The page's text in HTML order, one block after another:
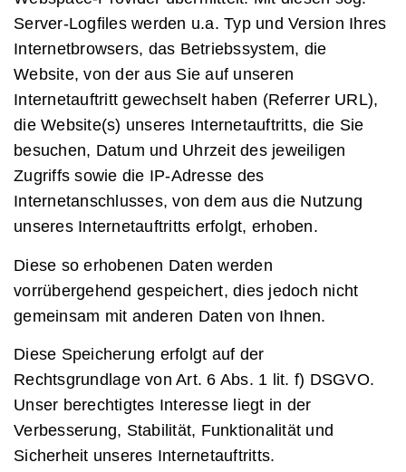
Server-Logfiles werden u.a. Typ und Version Ihres
Internetbrowsers, das Betriebssystem, die
Website, von der aus Sie auf unseren
Internetauftritt gewechselt haben (Referrer URL),
die Website(s) unseres Internetauftritts, die Sie
besuchen, Datum und Uhrzeit des jeweiligen
Zugriffs sowie die IP-Adresse des
Internetanschlusses, von dem aus die Nutzung
unseres Internetauftritts erfolgt, erhoben.
Diese so erhobenen Daten werden
vorrübergehend gespeichert, dies jedoch nicht
gemeinsam mit anderen Daten von Ihnen.
Diese Speicherung erfolgt auf der
Rechtsgrundlage von Art. 6 Abs. 1 lit. f) DSGVO.
Unser berechtigtes Interesse liegt in der
Verbesserung, Stabilität, Funktionalität und
Sicherheit unseres Internetauftritts.